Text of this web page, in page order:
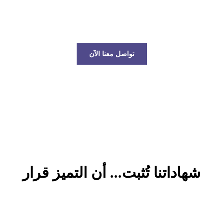
تواصل معنا الآن
شهاداتنا تُثبت... أن التميز قرار